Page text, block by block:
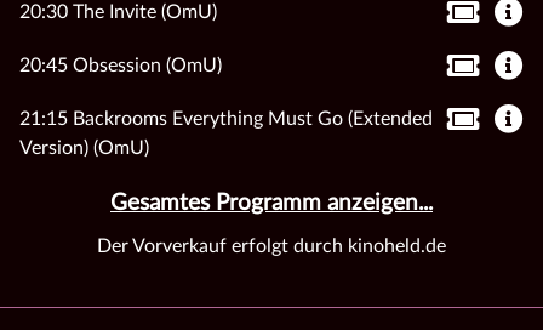
20:30 The Invite (OmU)
20:45 Obsession (OmU)
21:15 Backrooms Everything Must Go (Extended
Version) (OmU)
Gesamtes Programm anzeigen...
Der Vorverkauf erfolgt durch kinoheld.de